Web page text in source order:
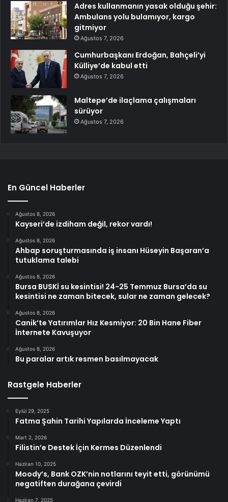
Adres kullanmanın yasak olduğu şehir:
Ambulans yolu bulamıyor, kargo
gitmiyor
Ağustos 7, 2026
Cumhurbaşkanı Erdoğan, Bahçeli’yi
Külliye’de kabul etti
Ağustos 7, 2026
Maltepe’de ilaçlama çalışmaları
sürüyor
Ağustos 7, 2026
En Güncel Haberler
Ağustos 8, 2026
Kayseri’de izdiham değil, rekor vardı!
Ağustos 8, 2026
Ahbap soruşturmasında iş insanı Hüseyin Başaran’a
tutuklama talebi
Ağustos 8, 2026
Bursa BUSKİ su kesintisi! 24-25 Temmuz Bursa’da su
kesintisi ne zaman bitecek, sular ne zaman gelecek?
Ağustos 8, 2026
Canik’te Yatırımlar Hız Kesmiyor: 20 Bin Hane Fiber
İnternete Kavuşuyor
Ağustos 8, 2026
Bu paralar artık resmen basılmayacak
Rastgele Haberler
Eylül 29, 2025
Fatma Şahin Tarihi Yapılarda İnceleme Yaptı
Mart 2, 2026
Filistin’e Destek İçin Kermes Düzenlendi
Haziran 10, 2025
Moody’s, Bank OZK’nin notlarını teyit etti, görünümü
negatiften durağana çevirdi
Haziran 7, 2025